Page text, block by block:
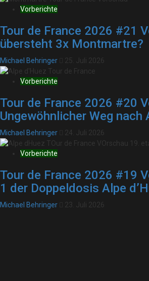
Vorberichte
Tour de France 2026 #21
übersteht 3x Montmartre?
Michael Behringer 25. Juli 2026
Vorberichte
Tour de France 2026 #20
Ungewöhnlicher Weg nach
Michael Behringer 24. Juli 2026
Vorberichte
Tour de France 2026 #19
1 der Doppeldosis Alpe
Michael Behringer 23. Juli 2026